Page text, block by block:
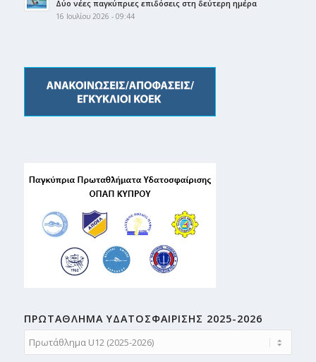
Δύο νέες παγκύπριες επιδόσεις στη δεύτερη ημέρα
16 Ιουλίου 2026 - 09:44
ΠΡΩΤΑΘΛΗMA ΥΔΑΤΟΣΦΑΙΡΙΣΗΣ 2025-2026